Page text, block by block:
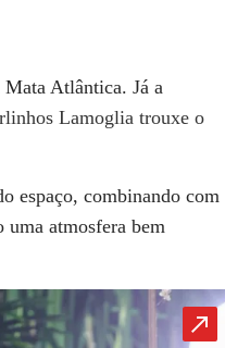
Atlântica. Já a
Lamoglia trouxe o
espaço, combinando com
atmosfera bem